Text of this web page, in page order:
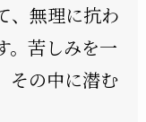
、無理に抗わ
。苦しみを一
その中に潜む